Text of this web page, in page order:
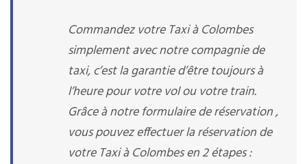
Commandez votre Taxi à Colombes
simplement avec notre compagnie de
taxi, c’est la garantie d’être toujours à
l’heure pour votre vol ou votre train.
Grâce à notre formulaire de réservation ,
vous pouvez effectuer la réservation de
votre Taxi à Colombes en 2 étapes :